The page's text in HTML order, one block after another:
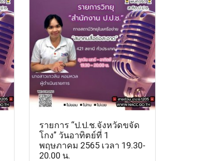
รายการ “ป.ป.ช.จังหวัดขจัด
โกง” วันอาทิตย์ที่ 1
พฤษภาคม 2565 เวลา 19.30-
20.00 น.